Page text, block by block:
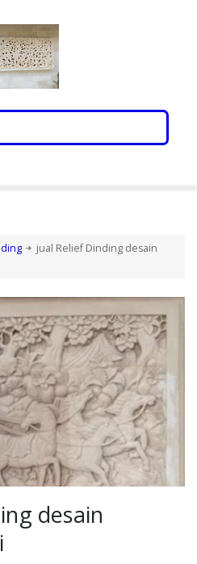
Gorong
Bali
Relief
Kontak
Blog
jual Relief Dinding desain
desain